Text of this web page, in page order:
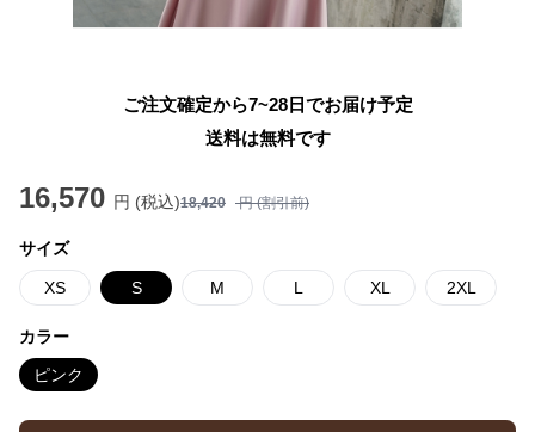
ご注文確定から7~28日でお届け予定
送料は無料です
16,570 円 (税込)18,420 円 (割引前)
サイズ
XS S M L XL 2XL
カラー
ピンク